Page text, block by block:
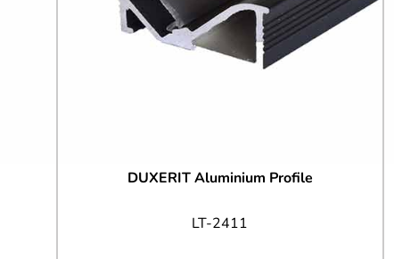
DUXERIT Aluminium Profile
LT-2411